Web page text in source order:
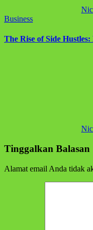
Business
The Rise of Side
Tinggalkan Balasan
Alamat email Anda tidak